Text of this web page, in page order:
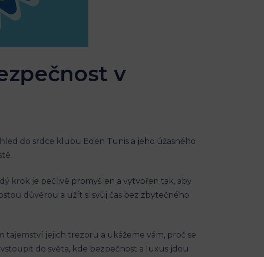
v
do srdce klubu Eden Tunis a jeho úžasného
krok je pečlivě promyšlen a vytvořen tak, aby
důvěrou a užít si svůj čas bez zbytečného
jejich trezoru a ukážeme vám, proč se
do světa, kde bezpečnost a luxus jdou